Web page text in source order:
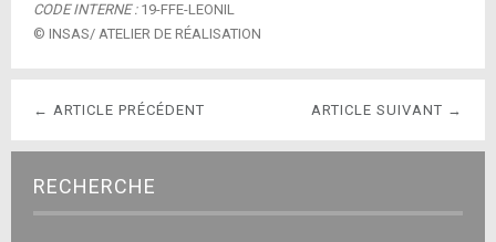
CODE INTERNE :19-FFE-LEONIL
© INSAS/ ATELIER DE RÉALISATION
ARTICLE SUIVANT →
← ARTICLE PRÉCÉDENT
RECHERCHE